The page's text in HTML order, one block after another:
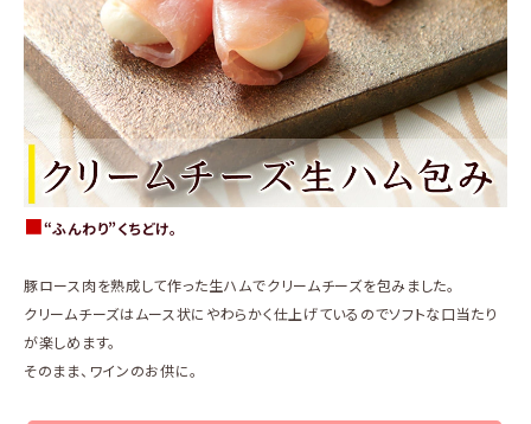
■“ふんわり”くちどけ。
豚ロース肉を熟成して作った生ハムでクリームチーズを包みました。
クリームチーズはムース状にやわらかく仕上げているのでソフトな口当たり
が楽しめます。
そのまま、ワインのお供に。